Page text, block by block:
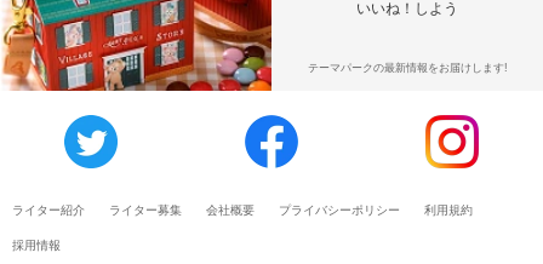
いいね！しよう
テーマパークの最新情報をお届けします!
ライター紹介 ライター募集 会社概要 プライバシーポリシー 利用規約
採用情報